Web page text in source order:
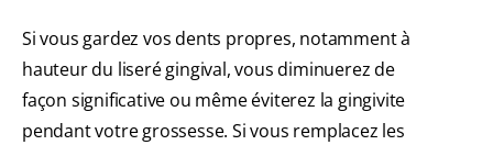
Si vous gardez vos dents propres, notamment à
hauteur du liseré gingival, vous diminuerez de
façon significative ou même éviterez la gingivite
pendant votre grossesse. Si vous remplacez les